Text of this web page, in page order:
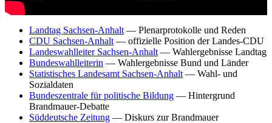
Landtag Sachsen-Anhalt — Plenarprotokolle und Reden
CDU Sachsen-Anhalt — offizielle Position der Landes-CDU
Landeswahlleiter Sachsen-Anhalt — Wahlergebnisse Landtag
Bundeswahlleiterin — Wahlergebnisse Bund und Länder
Statistisches Landesamt Sachsen-Anhalt — Wahl- und
Sozialdaten
Bundeszentrale für politische Bildung — Hintergrund
Brandmauer-Debatte
Süddeutsche Zeitung — Diskurs zur Brandmauer